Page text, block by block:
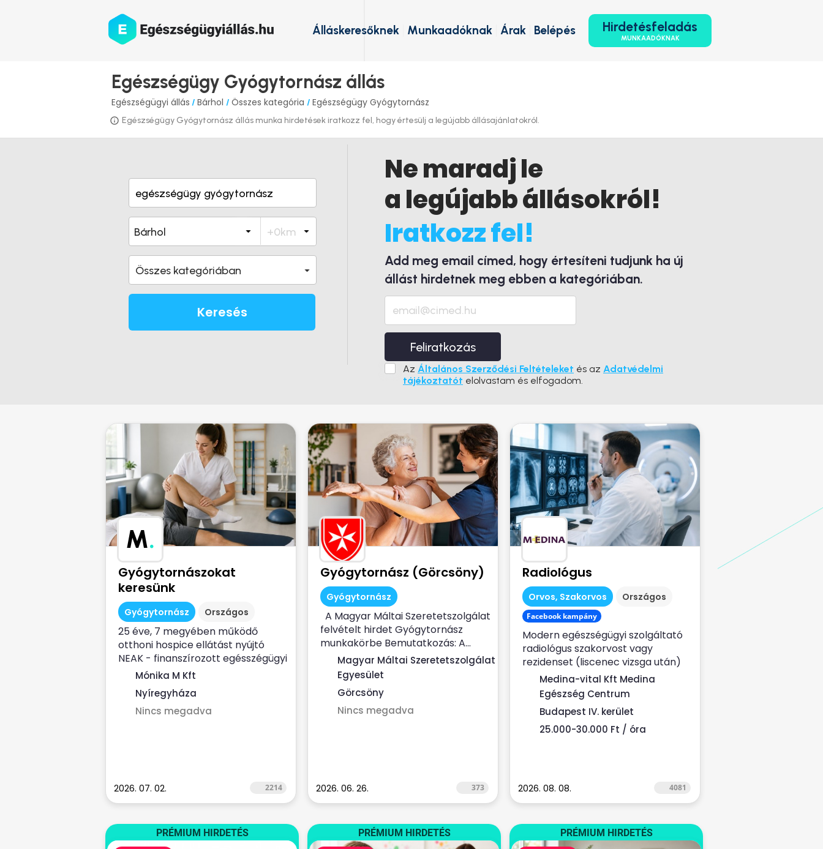
Hirdetésfeladás
MUNKAADÓKNAK
Belépés
Árak
Munkaadóknak
Álláskeresőknek
Egészségügy Gyógytornász állás
Egészségügyi állás / Bárhol / Összes kategória / Egészségügy Gyógytornász
Egészségügy Gyógytornász állás munka hirdetések iratkozz fel, hogy értesülj a legújabb állásajánlatokról.
Összes kategóriában
Keresés
Ne maradj le
a legújabb állásokról!
Iratkozz fel!
Add meg email címed, hogy értesíteni tudjunk ha új
állást hirdetnek meg ebben a kategóriában.
Feliratkozás
Az Általános Szerződési Feltételeket és az Adatvédelmi
tájékoztatót elolvastam és elfogadom.
M.
Gyógytornászokat
keresünk
Gyógytornász Országos
25 éve, 7 megyében működő
otthoni hospice ellátást nyújtó
NEAK - finanszírozott egésszégügyi
szolgálat...
Mónika M Kft
Nyíregyháza
Nincs megadva
2026. 07. 02. 2214
Gyógytornász (Görcsöny)
Gyógytornász
A Magyar Máltai Szeretetszolgálat
felvételt hirdet Gyógytornász
munkakörbe Bemutatkozás: A...
Magyar Máltai Szeretetszolgálat
Egyesület
Görcsöny
Nincs megadva
2026. 06. 26. 373
Radiológus
Orvos, Szakorvos Országos
Facebook kampány
Modern egészségügyi szolgáltató
radiológus szakorvost vagy
rezidenset (liscenec vizsga után)
keres Rendelési...
Medina-vital Kft Medina
Egészség Centrum
Budapest IV. kerület
25.000-30.000 Ft / óra
2026. 08. 08. 4081
PRÉMIUM HIRDETÉS PRÉMIUM HIRDETÉS PRÉMIUM HIRDETÉS